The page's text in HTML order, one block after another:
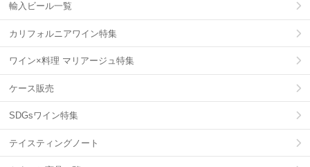
輸入ビール一覧
カリフォルニアワイン特集
ワイン×料理 マリアージュ特集
ケース販売
SDGsワイン特集
テイスティングノート